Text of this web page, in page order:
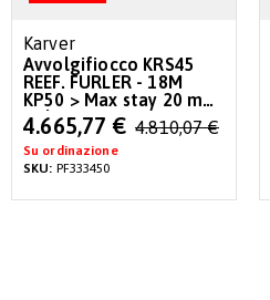
Karver
Avvolgifiocco KRS45
REEF. FURLER - 18M
KP50 > Max stay 20 mm
- Plate S
Special
Price
4.665,77 € 4.810,07 €
Su ordinazione
SKU: PF333450